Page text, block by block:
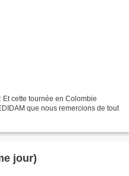
Et cette tournée en Colombie
que nous remercions de tout
jour)